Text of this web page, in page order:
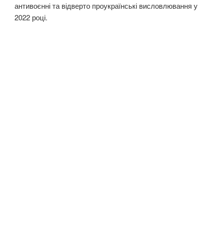
антивоєнні та відверто проукраїнські висловлювання у
2022 році.